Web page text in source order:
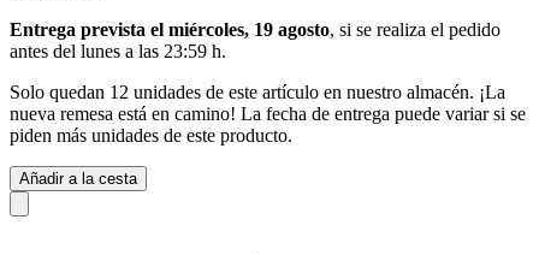
Entrega prevista el miércoles, 19 agosto, si se realiza el pedido
antes del lunes a las 23:59 h.
Solo quedan 12 unidades de este artículo en nuestro almacén. ¡La
nueva remesa está en camino! La fecha de entrega puede variar si se
piden más unidades de este producto.
Añadir a la cesta